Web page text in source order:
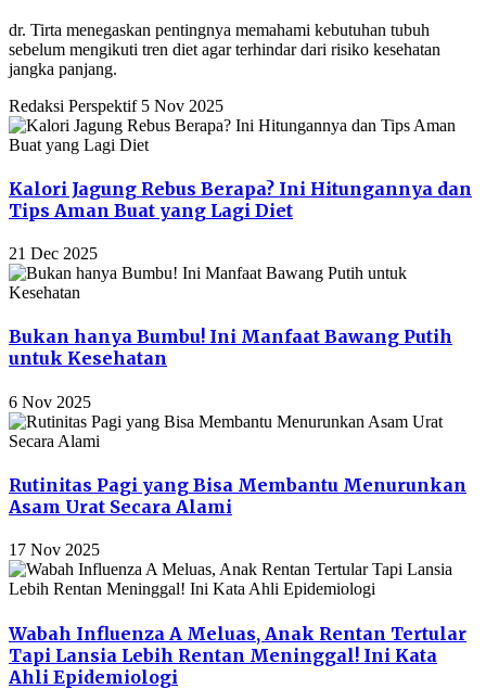
dr. Tirta menegaskan pentingnya memahami kebutuhan tubuh
sebelum mengikuti tren diet agar terhindar dari risiko kesehatan
jangka panjang.
Redaksi Perspektif 5 Nov 2025
Kalori Jagung Rebus Berapa? Ini Hitungannya dan
Tips Aman Buat yang Lagi Diet
21 Dec 2025
Bukan hanya Bumbu! Ini Manfaat Bawang Putih
untuk Kesehatan
6 Nov 2025
Rutinitas Pagi yang Bisa Membantu Menurunkan
Asam Urat Secara Alami
17 Nov 2025
Wabah Influenza A Meluas, Anak Rentan Tertular
Tapi Lansia Lebih Rentan Meninggal! Ini Kata
Ahli Epidemiologi